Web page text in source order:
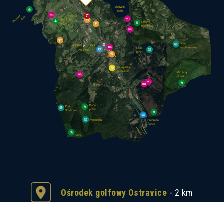
Ośrodek golfowy Ostravice - 2 km